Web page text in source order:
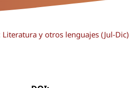
y otros lenguajes (Jul-Dic)